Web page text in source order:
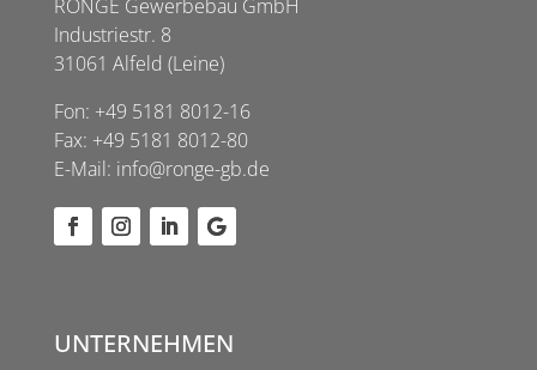
RONGE Gewerbebau GmbH
Industriestr. 8
31061 Alfeld (Leine)
Fon: +49 5181 8012-16
Fax: +49 5181 8012-80
E-Mail: info@ronge-gb.de
UNTERNEHMEN